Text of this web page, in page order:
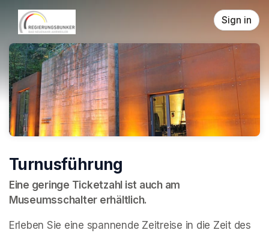
Skip header
Sign in
Turnusführung
Eine geringe Ticketzahl ist auch am
Museumsschalter erhältlich.
Erleben Sie eine spannende Zeitreise in die Zeit des